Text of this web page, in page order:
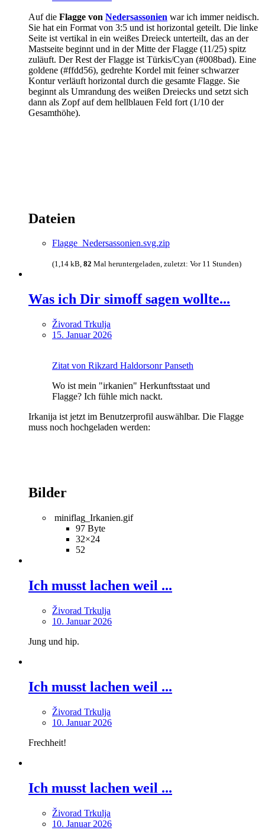
Auf die Flagge von Nedersassonien war ich immer neidisch.
Sie hat ein Format von 3:5 und ist horizontal geteilt. Die linke
Seite ist vertikal in ein weißes Dreieck unterteilt, das an der
Mastseite beginnt und in der Mitte der Flagge (11/25) spitz
zuläuft. Der Rest der Flagge ist Türkis/Cyan (#008bad). Eine
goldene (#ffdd56), gedrehte Kordel mit feiner schwarzer
Kontur verläuft horizontal durch die gesamte Flagge. Sie
beginnt als Umrandung des weißen Dreiecks und setzt sich
dann als Zopf auf dem hellblauen Feld fort (1/10 der
Gesamthöhe).
Dateien
Flagge_Nedersassonien.svg.zip
(1,14 kB, 82 Mal heruntergeladen, zuletzt: Vor 11 Stunden)
Was ich Dir simoff sagen wollte...
Živorad Trkulja
15. Januar 2026
Zitat von Rikzard Haldorsonr Panseth
Wo ist mein "irkanien" Herkunftsstaat und
Flagge? Ich fühle mich nackt.
Irkanija ist jetzt im Benutzerprofil auswählbar. Die Flagge
muss noch hochgeladen werden:
Bilder
miniflag_Irkanien.gif
97 Byte
32×24
52
Ich musst lachen weil ...
Živorad Trkulja
10. Januar 2026
Jung und hip.
Ich musst lachen weil ...
Živorad Trkulja
10. Januar 2026
Frechheit!
Ich musst lachen weil ...
Živorad Trkulja
10. Januar 2026